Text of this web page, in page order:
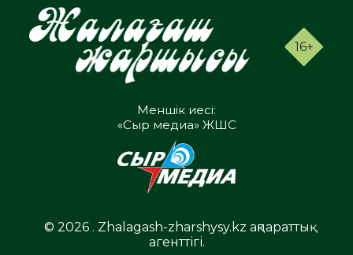
16+
Меншік иесі:
«Сыр медиа» ЖШС
© 2026 . Zhalagash-zharshysy.kz ақпараттық
агенттігі.